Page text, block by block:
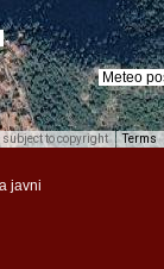
Meteo
Meteo
subject to copyright Terms
javni